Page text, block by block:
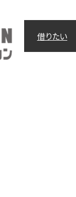
借りたい